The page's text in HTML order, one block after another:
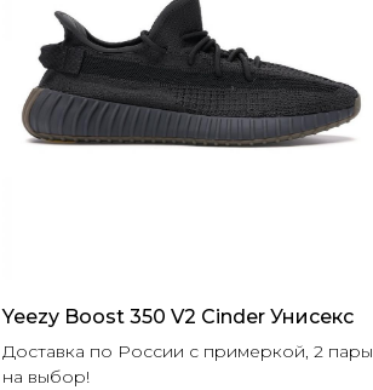
Yeezy Boost 350 V2 Cinder Унисекс
Доставка по России с примеркой, 2 пары
на выбор!